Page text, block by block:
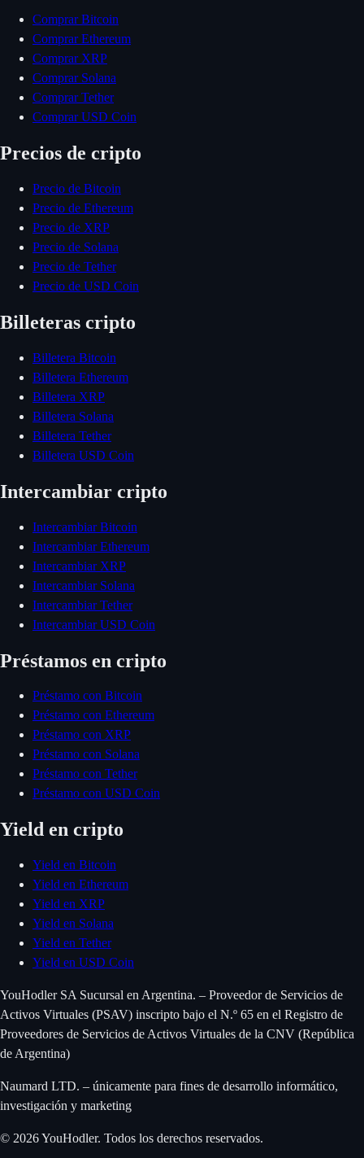
Comprar Bitcoin
Comprar Ethereum
Comprar XRP
Comprar Solana
Comprar Tether
Comprar USD Coin
Precios de cripto
Precio de Bitcoin
Precio de Ethereum
Precio de XRP
Precio de Solana
Precio de Tether
Precio de USD Coin
Billeteras cripto
Billetera Bitcoin
Billetera Ethereum
Billetera XRP
Billetera Solana
Billetera Tether
Billetera USD Coin
Intercambiar cripto
Intercambiar Bitcoin
Intercambiar Ethereum
Intercambiar XRP
Intercambiar Solana
Intercambiar Tether
Intercambiar USD Coin
Préstamos en cripto
Préstamo con Bitcoin
Préstamo con Ethereum
Préstamo con XRP
Préstamo con Solana
Préstamo con Tether
Préstamo con USD Coin
Yield en cripto
Yield en Bitcoin
Yield en Ethereum
Yield en XRP
Yield en Solana
Yield en Tether
Yield en USD Coin
YouHodler SA Sucursal en Argentina. – Proveedor de Servicios de
Activos Virtuales (PSAV) inscripto bajo el N.º 65 en el Registro de
Proveedores de Servicios de Activos Virtuales de la CNV (República
de Argentina)
Naumard LTD. – únicamente para fines de desarrollo informático,
investigación y marketing
© 2026 YouHodler. Todos los derechos reservados.